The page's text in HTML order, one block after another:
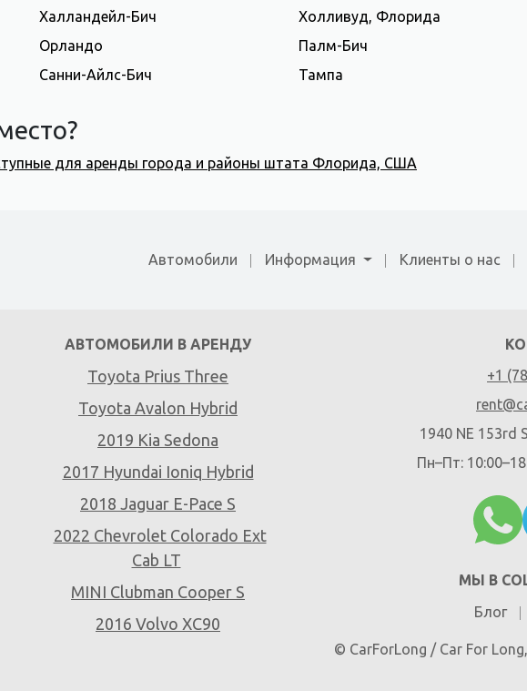
Халландейл-Бич Холливуд, Флорида
Орландо Палм-Бич
Санни-Айлс-Бич Тампа
для аренды города и районы штата Флорида, США
Автомобили Информация Клиенты о нас
АВТОМОБИЛИ В АРЕНДУ
Toyota Prius Three
Toyota Avalon Hybrid
2019 Kia Sedona
2017 Hyundai Ioniq Hybrid
2018 Jaguar E-Pace S
2022 Chevrolet Colorado Ext
Cab LT
MINI Clubman Cooper S
2016 Volvo XC90
+1
1940 NE 153rd
Пн–Пт:
МЫ В
Блог
© CarForLong / Car For